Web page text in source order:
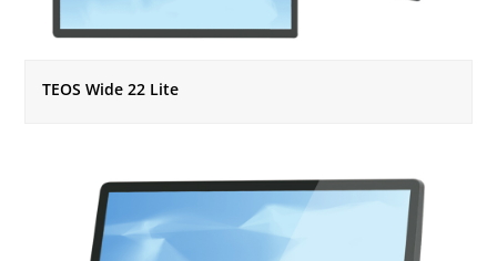
TEOS Wide 22 Lite